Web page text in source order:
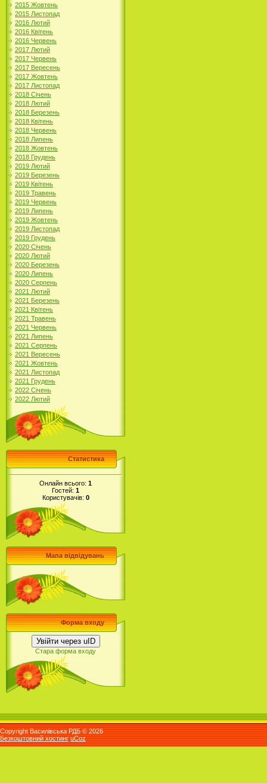
2015 Жовтень
2015 Листопад
2016 Лютий
2016 Квітень
2016 Червень
2017 Лютий
2017 Червень
2017 Вересень
2017 Жовтень
2017 Листопад
2018 Січень
2018 Лютий
2018 Березень
2018 Квітень
2018 Червень
2018 Липень
2018 Жовтень
2018 Грудень
2019 Лютий
2019 Березень
2019 Квітень
2019 Травень
2019 Червень
2019 Липень
2019 Жовтень
2019 Листопад
2019 Грудень
2020 Січень
2020 Лютий
2020 Березень
2020 Липень
2020 Серпень
2021 Лютий
2021 Березень
2021 Квітень
2021 Травень
2021 Червень
2021 Липень
2021 Серпень
2021 Вересень
2021 Жовтень
2021 Листопад
2021 Грудень
2022 Січень
2022 Лютий
Статистика
Онлайн всього: 1
Гостей: 1
Користувачів: 0
Мапа відвідувань
Форма входу
Увійти через uID
Стара форма входу
Copyright Василівська РДБ © 2026
Безкоштовний хостинг uCoz